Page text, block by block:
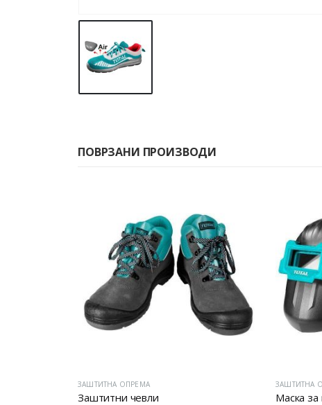
ПОВРЗАНИ ПРОИЗВОДИ
ЗАШТИТНА ОПРЕМА
Заштитни чевли
ЗАШТИТНА
Маска за